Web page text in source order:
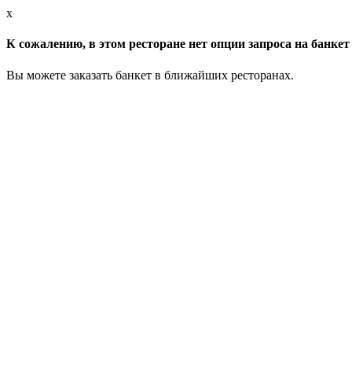
x
К сожалению, в этом ресторане нет опции запроса на
Вы можете заказать банкет в ближайших ресторанах.